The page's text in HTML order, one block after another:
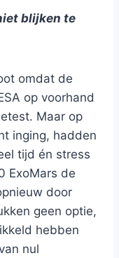
blijken te
omdat de
op voorhand
Maar op
inging, hadden
tijd én stress
ExoMars de
door
geen optie,
hebben
nul